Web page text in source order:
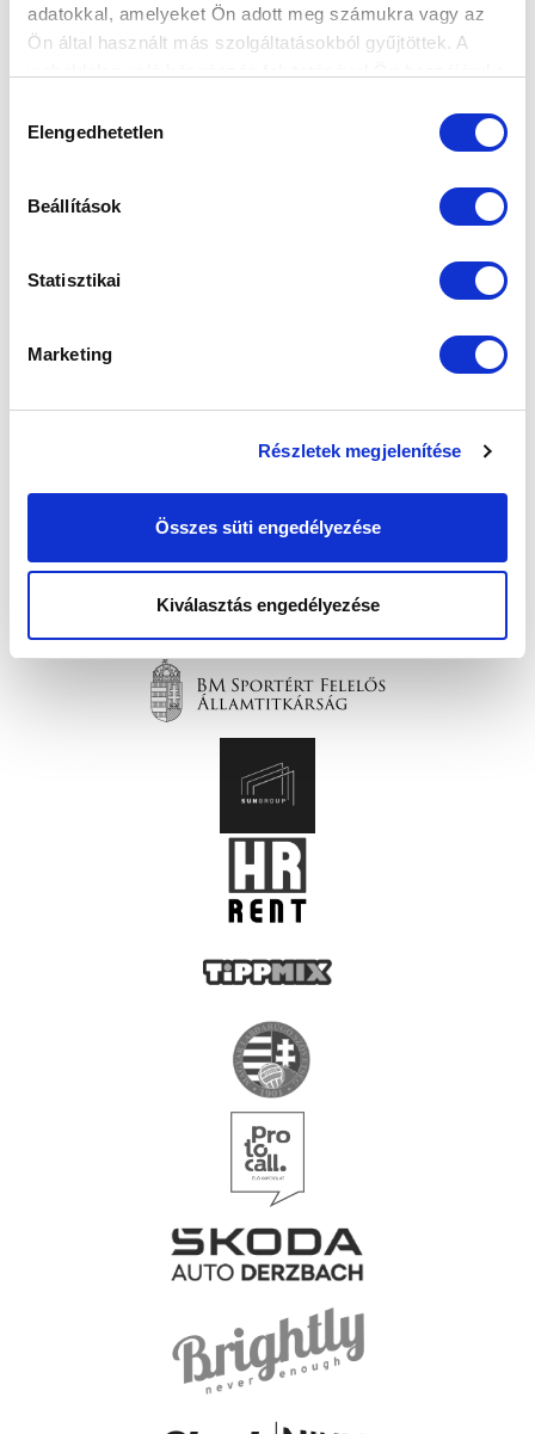
adatokkal, amelyeket Ön adott meg számukra vagy az
Ön által használt más szolgáltatásokból gyűjtöttek. A
kiválasztása
Elengedhetetlen
Beállítások
Statisztikai
Marketing
Részletek megjelenítése
Összes süti engedélyezése
Kiválasztás engedélyezése
FELIRATKOZOM